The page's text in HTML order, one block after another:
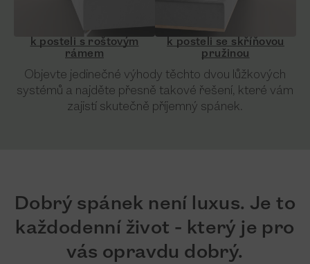
k posteli s roštovým
rámem
Objevte jedinečné výhody těchto dvou lůžkových
systémů a najděte přesně takové řešení, které vám
zajistí skutečně příjemný spánek.
k posteli se skříňovou
pružinou
Dobrý spánek není luxus. Je to
každodenní život - který je pro
vás opravdu dobrý.